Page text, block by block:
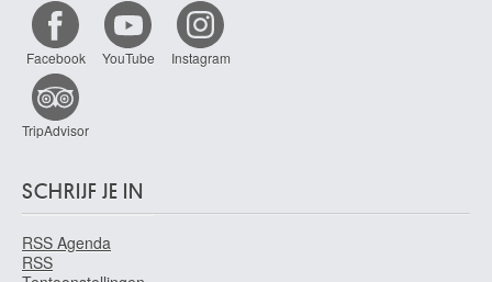
Brussel 1925 - 1993
Cárdenas Agustín
Matanzas (Cuba) 1927 - Havana (Cuba) 2001
Cardi-Cigoli Lodovico
Firenze (Italië) 1559 - Rome (Italië) 1613
Carion Marius
Facebook YouTube Instagram
TripAdvisor
SCHRIJF JE IN
RSS Agenda
RSS